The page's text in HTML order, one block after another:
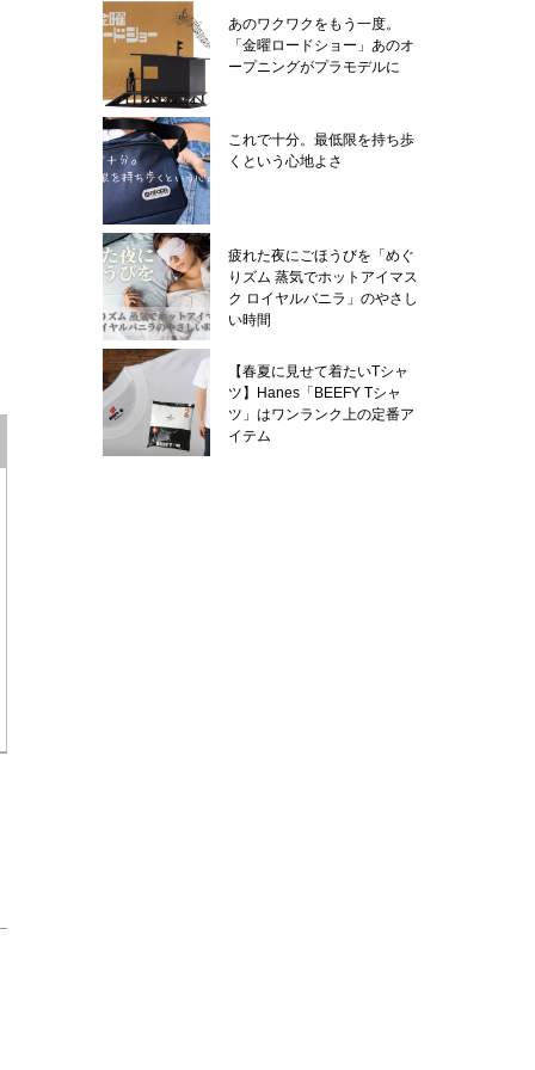
あのワクワクをもう一度。
「金曜ロードショー」あのオ
ープニングがプラモデルに
これで十分。最低限を持ち歩
くという心地よさ
疲れた夜にごほうびを「めぐ
りズム 蒸気でホットアイマス
ク ロイヤルバニラ」のやさし
い時間
【春夏に見せて着たいTシャ
ツ】Hanes「BEEFY Tシャ
ツ」はワンランク上の定番ア
イテム